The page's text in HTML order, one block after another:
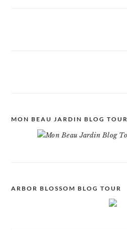
MON BEAU JARDIN BLOG TOUR
ARBOR BLOSSOM BLOG TOUR